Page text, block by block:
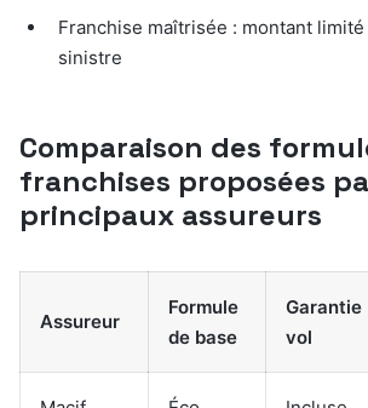
Franchise maîtrisée : montant
sinistre
Comparaison des
franchises proposées
principaux assureurs
Assureur
Formule
de base
Garantie
vol